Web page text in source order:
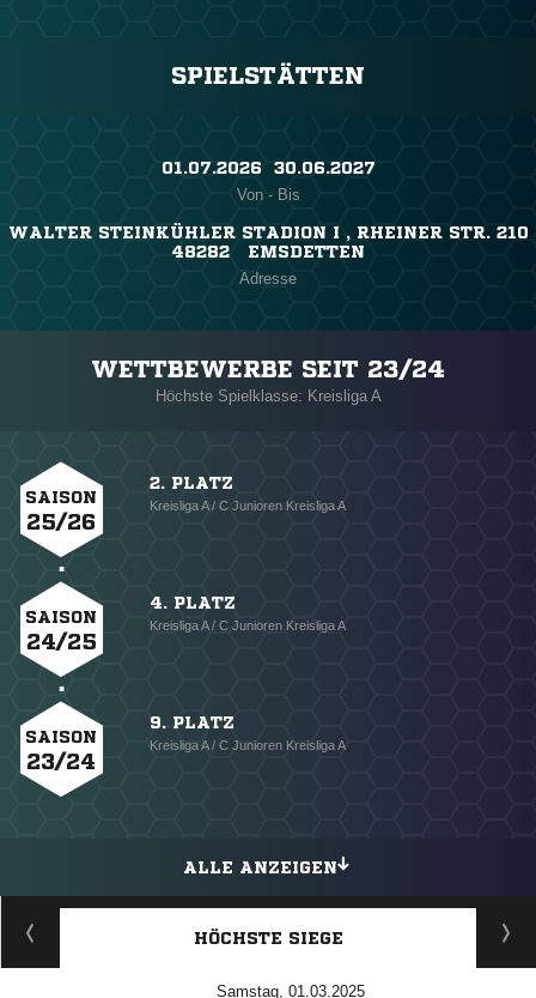
SPIELSTÄTTEN
01.07.2026 ​ 30.06.2027
Von - Bis
WALTER STEINKÜHLER STADION I , RHEINER STR. 210
48282 EMSDETTEN
Adresse
WETTBEWERBE SEIT 23/24
Höchste Spielklasse: Kreisliga A
SAISON
25/26
2. PLATZ
Kreisliga A / C Junioren Kreisliga A
SAISON
24/25
4. PLATZ
Kreisliga A / C Junioren Kreisliga A
SAISON
23/24
9. PLATZ
Kreisliga A / C Junioren Kreisliga A
ALLE ANZEIGEN
HÖCHSTE SIEGE
Samstag, 01.03.2025